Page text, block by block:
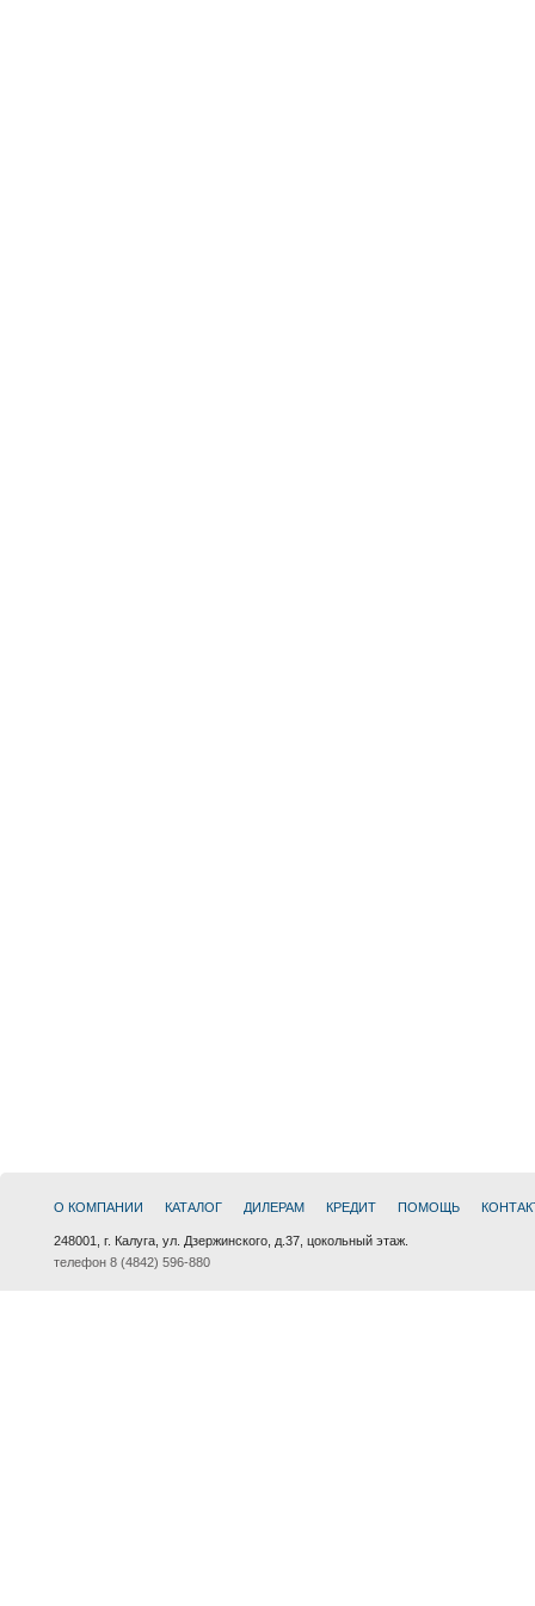
О КОМПАНИИ КАТАЛОГ ДИЛЕРАМ КРЕДИТ ПОМОЩЬ
248001, г. Калуга, ул. Дзержинского, д.37, цокольный этаж.
телефон 8 (4842) 596-880